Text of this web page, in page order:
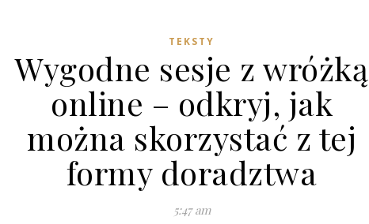
TEKSTY
Wygodne sesje z wróżką
online – odkryj, jak
można skorzystać z tej
formy doradztwa
5:47 am